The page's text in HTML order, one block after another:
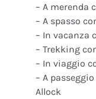
– A merenda
– A spasso
– In vacanza
– Trekking
– In viaggio
– A
Allock